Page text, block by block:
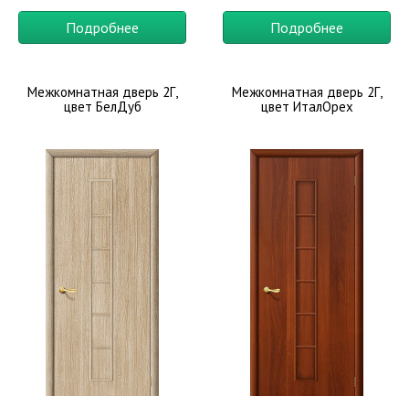
Подробнее Подробнее
Межкомнатная дверь 2Г,
цвет БелДуб
Межкомнатная дверь 2Г,
цвет ИталОрех